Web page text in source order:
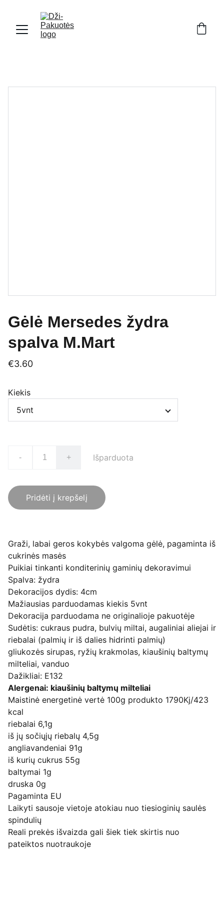
Gėlė Mersedes žydra
spalva M.Mart
€3.60
Kiekis
- + Išparduota
Pridėti į krepšelį
Graži, labai geros kokybės valgoma gėlė, pagaminta iš
cukrinės masės
Puikiai tinkanti konditerinių gaminių dekoravimui
Spalva: žydra
Dekoracijos dydis: 4cm
Mažiausias parduodamas kiekis 5vnt
Dekoracija parduodama ne originalioje pakuotėje
Sudėtis: cukraus pudra, bulvių miltai, augaliniai aliejai ir
riebalai (palmių ir iš dalies hidrinti palmių)
gliukozės sirupas, ryžių krakmolas, kiaušinių baltymų
milteliai, vanduo
Dažikliai: E132
Alergenai: kiaušinių baltymų milteliai
Maistinė energetinė vertė 100g produkto 1790Kj/423
kcal
riebalai 6,1g
iš jų sočiųjų riebalų 4,5g
angliavandeniai 91g
iš kurių cukrus 55g
baltymai 1g
druska 0g
Pagaminta EU
Laikyti sausoje vietoje atokiau nuo tiesioginių saulės
spindulių
Reali prekės išvaizda gali šiek tiek skirtis nuo
pateiktos nuotraukoje